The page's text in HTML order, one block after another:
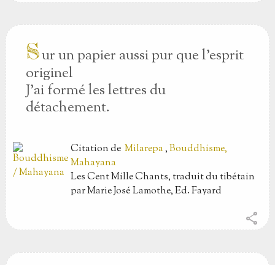
Sur un papier aussi pur que l’esprit
originel
J’ai formé les lettres du
détachement.
Citationde Milarepa,Bouddhisme,
Mahayana
Les Cent Mille Chants, traduit du tibétain
par Marie José Lamothe, Ed. Fayard
share